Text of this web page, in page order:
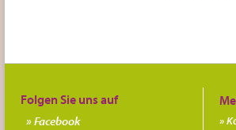
Folgen Sie uns auf
Facebook